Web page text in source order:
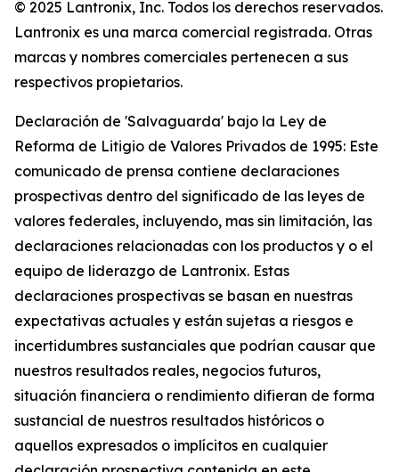
© 2025 Lantronix, Inc. Todos los derechos reservados.
Lantronix es una marca comercial registrada. Otras
marcas y nombres comerciales pertenecen a sus
respectivos propietarios.
Declaración de 'Salvaguarda' bajo la Ley de
Reforma de Litigio de Valores Privados de 1995: Este
comunicado de prensa contiene declaraciones
prospectivas dentro del significado de las leyes de
valores federales, incluyendo, mas sin limitación, las
declaraciones relacionadas con los productos y o el
equipo de liderazgo de Lantronix. Estas
declaraciones prospectivas se basan en nuestras
expectativas actuales y están sujetas a riesgos e
incertidumbres sustanciales que podrían causar que
nuestros resultados reales, negocios futuros,
situación financiera o rendimiento difieran de forma
sustancial de nuestros resultados históricos o
aquellos expresados o implícitos en cualquier